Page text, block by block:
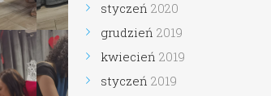
styczeń 2020
grudzień 2019
kwiecień 2019
styczeń 2019